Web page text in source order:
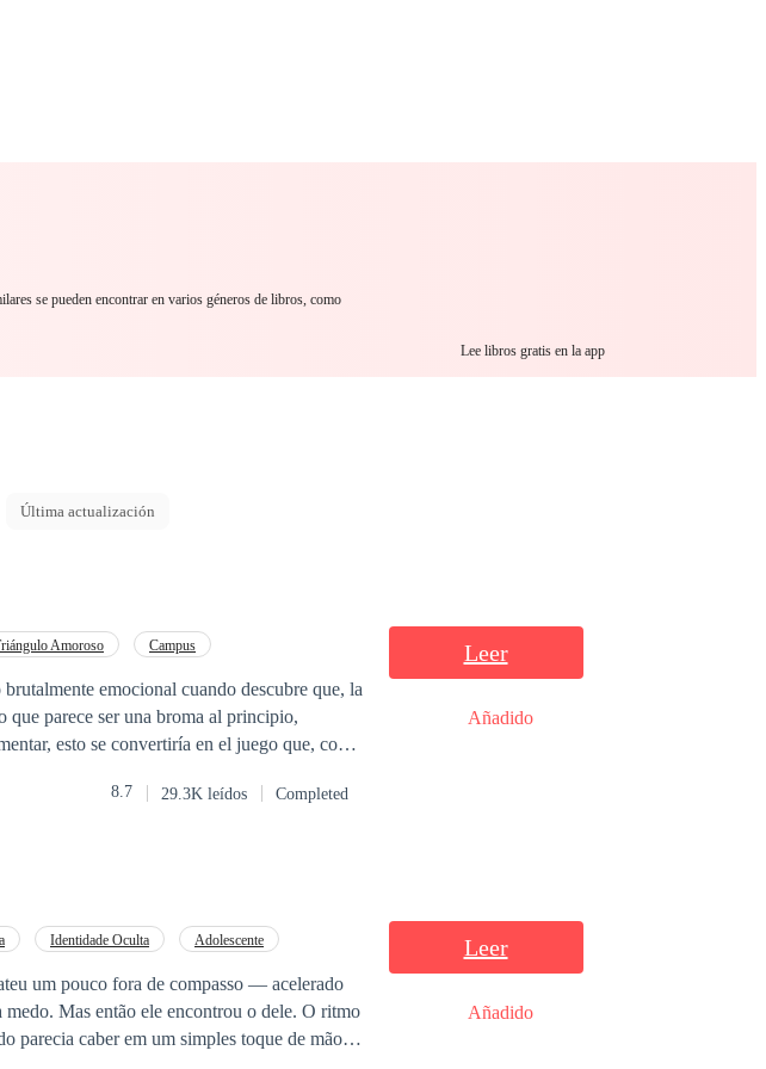
se pueden encontrar en varios géneros de libros, como
Lee libros gratis en la app
Última actualización
Amoroso
Campus
que parece ser una broma al principio,
esto se convertiría en el juego que, con
8.7 29.3K leídos Completed
Leer
Añadido
Identidade Oculta
Adolescente
um pouco fora de compasso — acelerado
O ritmo
parecia caber em um simples toque de mãos.
Leer
Añadido